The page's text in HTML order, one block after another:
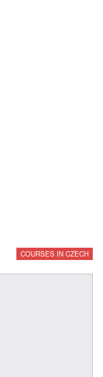
COURSES IN CZECH